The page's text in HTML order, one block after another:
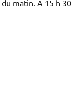
matin. A 15 h 30